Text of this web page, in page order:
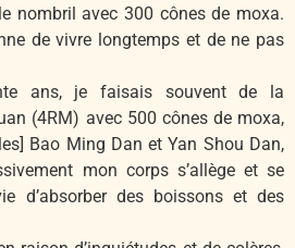
nombril avec 300 cônes de moxa.
de vivre longtemps et de ne pas
ans, je faisais souvent de la
(4RM) avec 500 cônes de moxa,
Bao Ming Dan et Yan Shou Dan,
mon corps s’allège et se
d’absorber des boissons et des